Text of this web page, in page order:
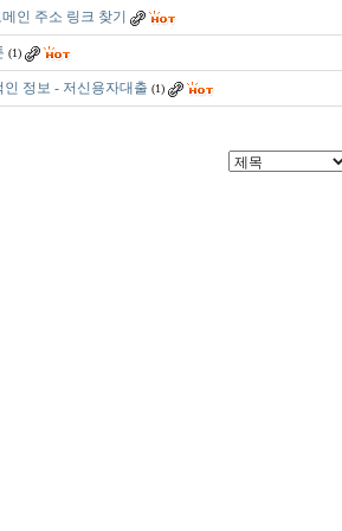
인 주소 링크 찾기
(1)
정보 - 저신용자대출 (1)